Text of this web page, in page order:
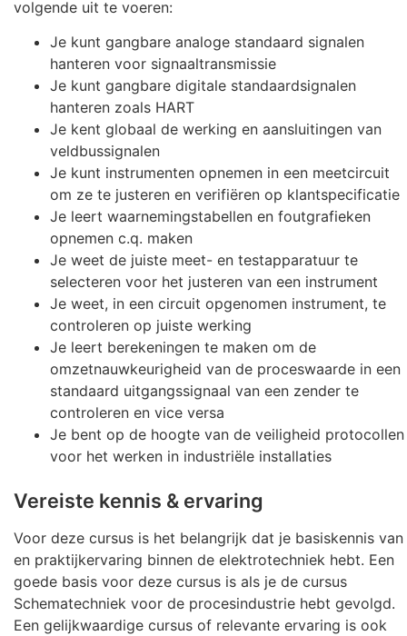
volgende uit te voeren:
Je kunt gangbare analoge standaard signalen
hanteren voor signaaltransmissie
Je kunt gangbare digitale standaardsignalen
hanteren zoals HART
Je kent globaal de werking en aansluitingen van
veldbussignalen
Je kunt instrumenten opnemen in een meetcircuit
om ze te justeren en verifiëren op klantspecificatie
Je leert waarnemingstabellen en foutgrafieken
opnemen c.q. maken
Je weet de juiste meet- en testapparatuur te
selecteren voor het justeren van een instrument
Je weet, in een circuit opgenomen instrument, te
controleren op juiste werking
Je leert berekeningen te maken om de
omzetnauwkeurigheid van de proceswaarde in een
standaard uitgangssignaal van een zender te
controleren en vice versa
Je bent op de hoogte van de veiligheid protocollen
voor het werken in industriële installaties
Vereiste kennis & ervaring
Voor deze cursus is het belangrijk dat je basiskennis van
en praktijkervaring binnen de elektrotechniek hebt. Een
goede basis voor deze cursus is als je de cursus
Schematechniek voor de procesindustrie hebt gevolgd.
Een gelijkwaardige cursus of relevante ervaring is ook